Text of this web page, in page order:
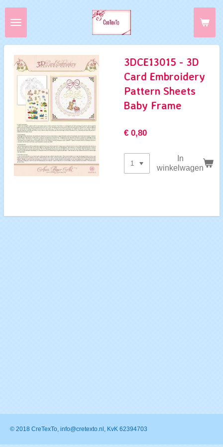
Ga
direct
de
hoofdinhoud
3DCE13015 - 3D
Card Embroidery
Pattern Sheets
Baby Frame
€ 0,80
In
winkelwagen
© 2018 CreTexTo, info@cretexto.nl, KvK 62394703